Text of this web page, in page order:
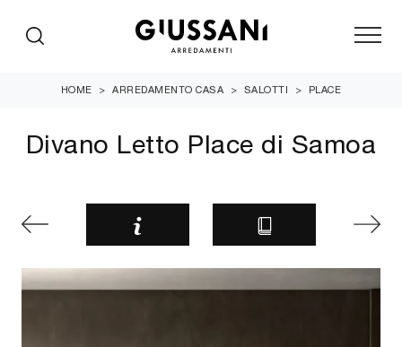
HOME > ARREDAMENTO CASA > SALOTTI > PLACE
Divano Letto Place di Samoa